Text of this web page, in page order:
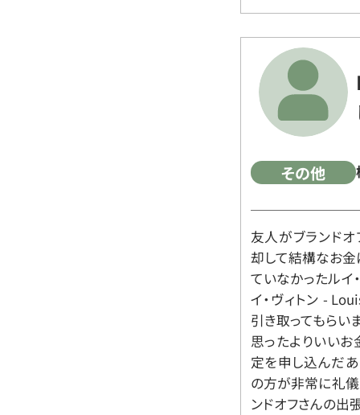
その他
友人がブランド
却して結構なお金
ていなかったルイ
イ・ヴィトン -
引き取ってもらい
思ったよりいいお
定を申し込んだ
の方が非常に礼儀
ンドオフさんの出